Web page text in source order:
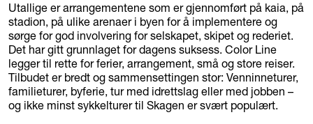
Utallige er arrangementene som er gjennomført på kaia, på
stadion, på ulike arenaer i byen for å implementere og
sørge for god involvering for selskapet, skipet og rederiet.
Det har gitt grunnlaget for dagens suksess. Color Line
legger til rette for ferier, arrangement, små og store reiser.
Tilbudet er bredt og sammensettingen stor: Venninneturer,
familieturer, byferie, tur med idrettslag eller med jobben –
og ikke minst sykkelturer til Skagen er svært populært.